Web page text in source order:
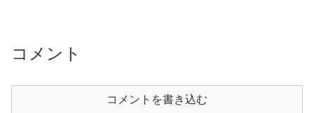
コメント
コメントを書き込む